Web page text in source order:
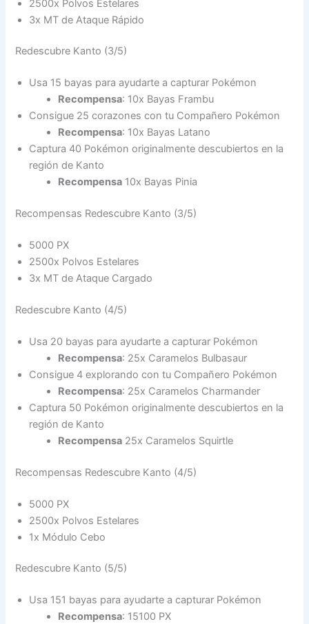
2500x Polvos Estelares
3x MT de Ataque Rápido
Redescubre Kanto (3/5)
Usa 15 bayas para ayudarte a capturar Pokémon
Recompensa: 10x Bayas Frambu
Consigue 25 corazones con tu Compañero Pokémon
Recompensa: 10x Bayas Latano
Captura 40 Pokémon originalmente descubiertos en la
región de Kanto
Recompensa 10x Bayas Pinia
Recompensas Redescubre Kanto (3/5)
5000 PX
2500x Polvos Estelares
3x MT de Ataque Cargado
Redescubre Kanto (4/5)
Usa 20 bayas para ayudarte a capturar Pokémon
Recompensa: 25x Caramelos Bulbasaur
Consigue 4 explorando con tu Compañero Pokémon
Recompensa: 25x Caramelos Charmander
Captura 50 Pokémon originalmente descubiertos en la
región de Kanto
Recompensa 25x Caramelos Squirtle
Recompensas Redescubre Kanto (4/5)
5000 PX
2500x Polvos Estelares
1x Módulo Cebo
Redescubre Kanto (5/5)
Usa 151 bayas para ayudarte a capturar Pokémon
Recompensa: 15100 PX